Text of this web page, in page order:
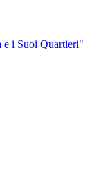
e i Suoi Quartieri"